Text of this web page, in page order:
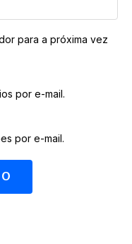
para a próxima vez
por e-mail.
por e-mail.